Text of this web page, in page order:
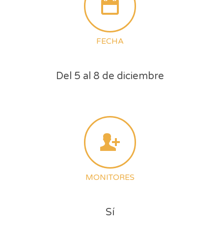
FECHA
Del 5 al 8 de diciembre
MONITORES
Sí